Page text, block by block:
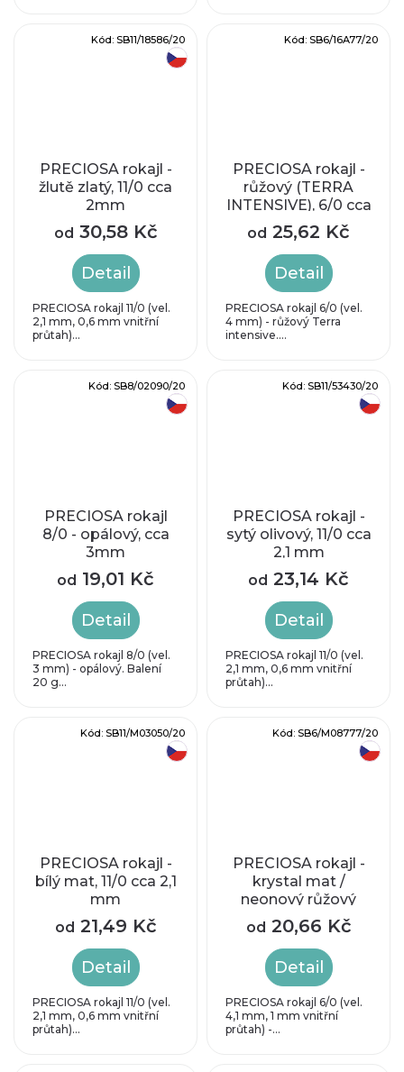
PRECIOSA rokajl -
žlutě zlatý, 11/0 cca
2mm
od 30,58 Kč
Detail
PRECIOSA rokajl 11/0 (vel.
2,1 mm, 0,6 mm vnitřní
průtah)...
Kód: SB11/18586/20
PRECIOSA rokajl -
růžový (TERRA
INTENSIVE), 6/0 cca
4 mm
od 25,62 Kč
Detail
PRECIOSA rokajl 6/0 (vel.
4 mm) - růžový Terra
intensive....
Kód: SB6/16A77/20
PRECIOSA rokajl
8/0 - opálový, cca
3mm
od 19,01 Kč
Detail
PRECIOSA rokajl 8/0 (vel.
3 mm) - opálový. Balení
20 g...
Kód: SB8/02090/20
PRECIOSA rokajl -
sytý olivový, 11/0 cca
2,1 mm
od 23,14 Kč
Detail
PRECIOSA rokajl 11/0 (vel.
2,1 mm, 0,6 mm vnitřní
průtah)...
Kód: SB11/53430/20
PRECIOSA rokajl -
bílý mat, 11/0 cca 2,1
mm
od 21,49 Kč
Detail
PRECIOSA rokajl 11/0 (vel.
2,1 mm, 0,6 mm vnitřní
průtah)...
Kód: SB11/M03050/20
PRECIOSA rokajl -
krystal mat /
neonový růžový
průtah, 6/0 cca 4,1
mm
od 20,66 Kč
Detail
PRECIOSA rokajl 6/0 (vel.
4,1 mm, 1 mm vnitřní
průtah) -...
Kód: SB6/M08777/20